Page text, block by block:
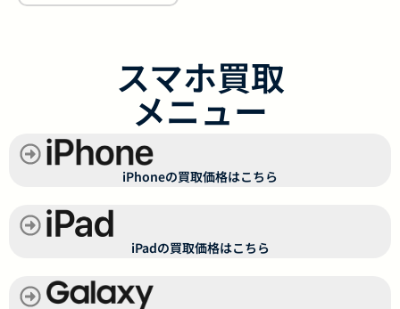
スマホ買取
メニュー
iPhoneの買取価格はこちら
iPadの買取価格はこちら